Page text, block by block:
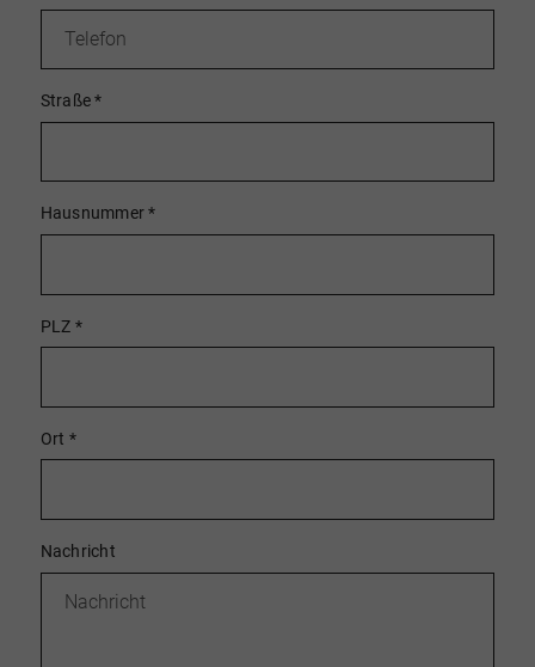
Straße*
Hausnummer*
PLZ *
Ort *
Nachricht